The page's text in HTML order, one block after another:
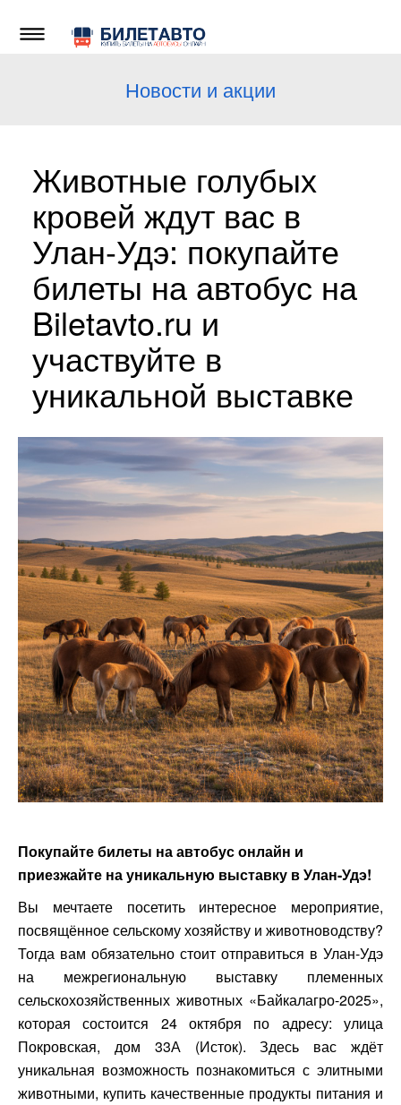
Новости и акции
Животные голубых
кровей ждут вас в
Улан-Удэ: покупайте
билеты на автобус на
Biletavto.ru и
участвуйте в
уникальной выставке
Покупайте билеты на автобус онлайн и
приезжайте на уникальную выставку в Улан-Удэ!
Вы мечтаете посетить интересное мероприятие,
посвящённое сельскому хозяйству и животноводству?
Тогда вам обязательно стоит отправиться в Улан-Удэ
на межрегиональную выставку племенных
сельскохозяйственных животных «Байкалагро-2025»,
которая состоится 24 октября по адресу: улица
Покровская, дом 33А (Исток). Здесь вас ждёт
уникальная возможность познакомиться с элитными
животными, купить качественные продукты питания и